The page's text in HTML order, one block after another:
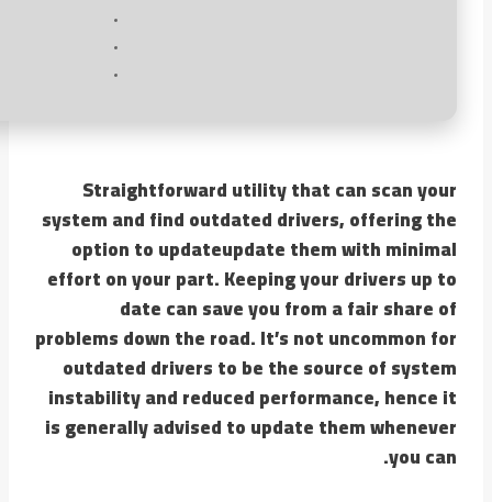
Straightforward utility that can scan your
system and find outdated drivers, offering the
option to updateupdate them with minimal
effort on your part. Keeping your drivers up to
date can save you from a fair share of
problems down the road. It’s not uncommon for
outdated drivers to be the source of system
instability and reduced performance, hence it
is generally advised to update them whenever
you can.